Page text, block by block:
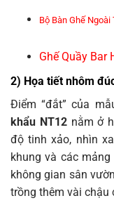
Bộ Bàn Ghế
Ghế Quầy Bar
2) Họa tiết nhôm
Điểm “đắt” của
khẩu NT12nằm ở
độ tinh xảo, nhìn
khung và các
không gian sân
trồng thêm vài chậu